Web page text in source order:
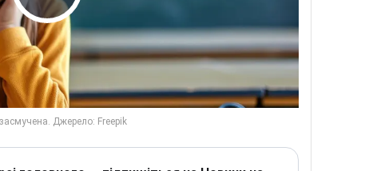
Play Video